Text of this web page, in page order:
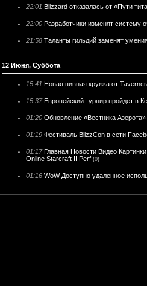
22:01 Blizzard отказалась от «Пути
22:00 Разработчики изменят систему
21:58 Таланты гильдий заменят
12 Июня, Суббота
15:41 Новая пивная кружка от
15:37 Европейский турнир пройдет в
01:20 Обновление «Вестника Азерота»
01:19 Фестиваль BlizzCon в сети
01:17 Главная Новости Видео
Online Starcraft II Perf (0)
01:16 WoW Доступно удаленное